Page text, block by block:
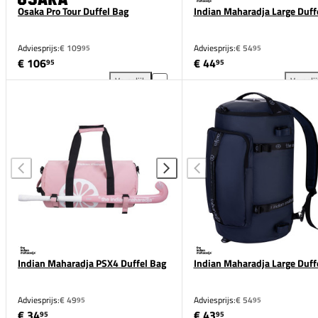
Osaka Pro Tour Duffel Bag
Adviesprijs:€ 10995
€ 10695
Vergelijk
Osaka Pro Tour Duffel Bag toevoegen aan
Indian Maharadja Large
Adviesprijs:€ 5495
€ 4495
Indian Maharadja PSX4 Duffel Bag
Adviesprijs:€ 4995
95
Indian Maharadja Large
Adviesprijs:€ 5495
95